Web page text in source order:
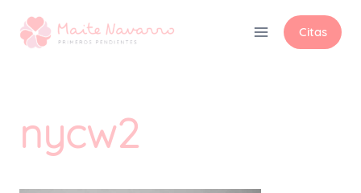
Citas
nycw2